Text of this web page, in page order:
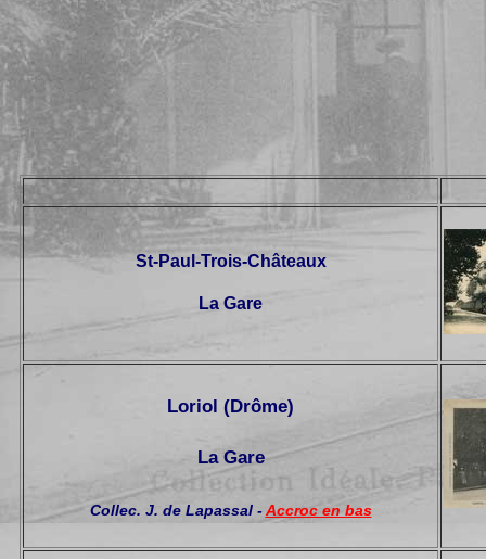
St-Paul-Trois-Châteaux
La Gare
Loriol (Drôme)
La Gare
Collec. J. de Lapassal -Accroc en bas